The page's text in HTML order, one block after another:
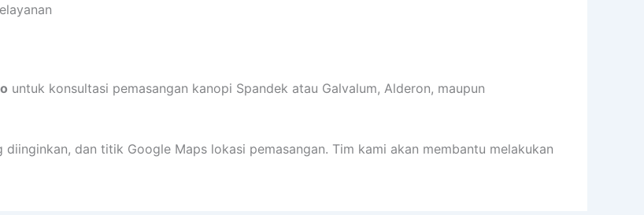
untuk konsultasi pemasangan kanopi Spandek atau Galvalum, Alderon, maupun
dan titik Google Maps lokasi pemasangan. Tim kami akan membantu melakukan